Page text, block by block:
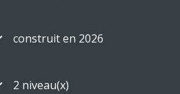
construit en 2026
2 niveau(x)